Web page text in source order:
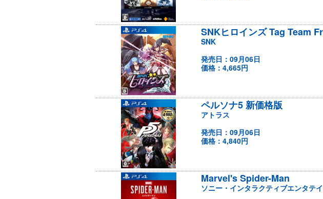
SNKヒロインズ Tag Team
SNK
発売日：09月06日
価格：4,665円
ペルソナ5 新価格版
アトラス
発売日：09月06日
価格：4,840円
Marvel's Spider-Man
ソニー・インタラクティブエンタテ